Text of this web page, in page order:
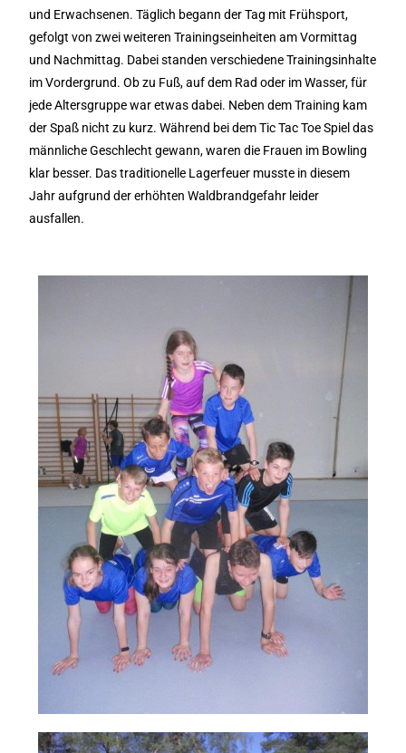
und Erwachsenen. Täglich begann der Tag mit Frühsport,
gefolgt von zwei weiteren Trainingseinheiten am Vormittag
und Nachmittag. Dabei standen verschiedene Trainingsinhalte
im Vordergrund. Ob zu Fuß, auf dem Rad oder im Wasser, für
jede Altersgruppe war etwas dabei. Neben dem Training kam
der Spaß nicht zu kurz. Während bei dem Tic Tac Toe Spiel das
männliche Geschlecht gewann, waren die Frauen im Bowling
klar besser. Das traditionelle Lagerfeuer musste in diesem
Jahr aufgrund der erhöhten Waldbrandgefahr leider
ausfallen.